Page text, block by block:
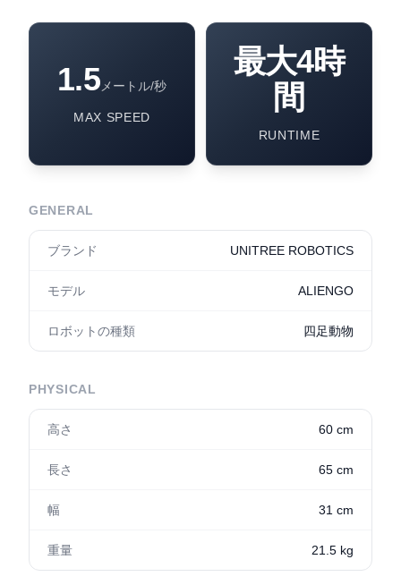
1.5メートル/秒
MAX SPEED
最大4時
間
RUNTIME
GENERAL
ブランド UNITREE ROBOTICS
モデル ALIENGO
ロボットの種類 四足動物
PHYSICAL
高さ 60 cm
長さ 65 cm
幅 31 cm
重量 21.5 kg